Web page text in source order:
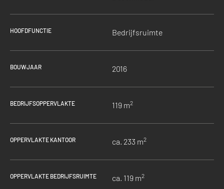
HOOFDFUNCTIE Bedrijfsruimte
BOUWJAAR 2016
BEDRIJFSOPPERVLAKTE 119 m2
OPPERVLAKTE KANTOOR ca. 233 m2
OPPERVLAKTE BEDRIJFSRUIMTE ca. 119 m2